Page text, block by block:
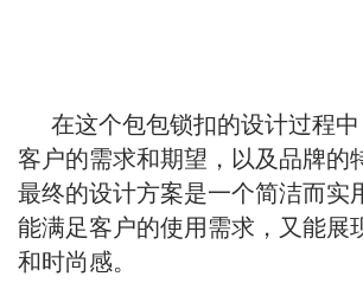
在这个包包锁扣的设计过程
客户的需求和期望，以及品牌的
最终的设计方案是一个简洁而实
能满足客户的使用需求，又能展
和时尚感。